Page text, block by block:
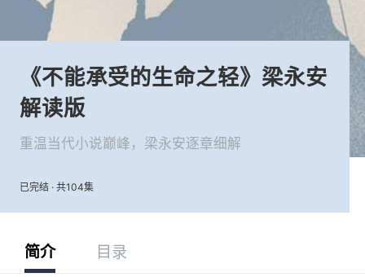
《不能承受的生命之轻》梁永安
解读版
重温当代小说巅峰，梁永安逐章细解
已完结 · 共104集
简介 目录